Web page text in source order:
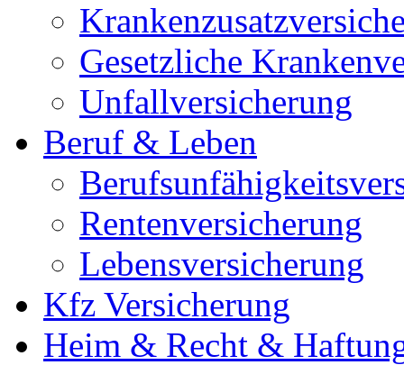
Gesetzliche
Unfallversicherung
Beruf & Leben
Rentenversicherung
Lebensversicherung
Kfz Versicherung
Heim & Recht &